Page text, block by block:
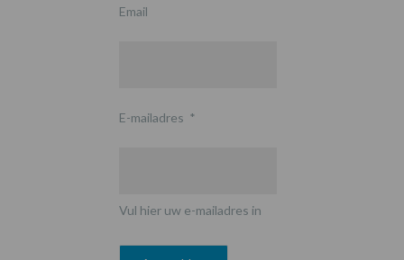
Email
E-mailadres *
Vul hier uw e-mailadres in